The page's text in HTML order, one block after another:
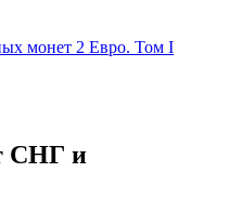
монет 2 Евро. Том I
СНГ и